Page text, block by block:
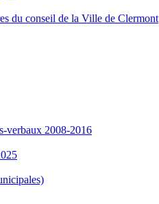
du conseil de la Ville de Clermont
verbaux 2008-2016